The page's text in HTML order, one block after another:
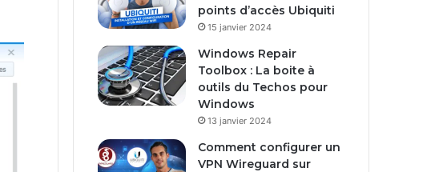
points d’accès Ubiquiti
15 janvier 2024
Windows Repair
Toolbox : La boite à
outils du Techos pour
Windows
13 janvier 2024
Comment configurer un
VPN Wireguard sur